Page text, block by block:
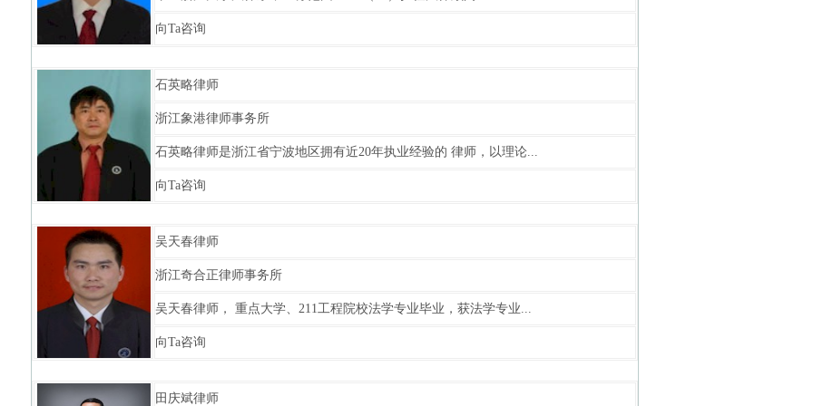
向Ta咨询
石英略律师
浙江象港律师事务所
石英略律师是浙江省宁波地区拥有近20年执业经验的 律师，以理论...
向Ta咨询
吴天春律师
浙江奇合正律师事务所
吴天春律师， 重点大学、211工程院校法学专业毕业，获法学专业...
向Ta咨询
田庆斌律师